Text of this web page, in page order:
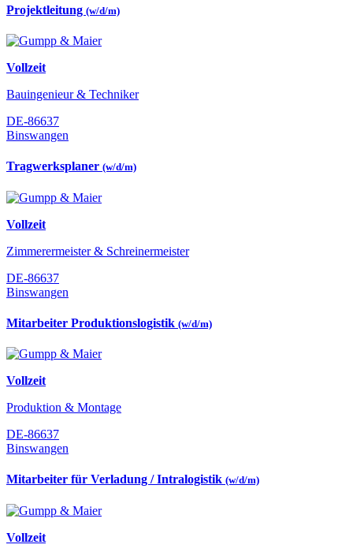
Projektleitung (w/d/m)
Vollzeit
Bauingenieur & Techniker
DE-86637
Binswangen
Tragwerksplaner (w/d/m)
Vollzeit
Zimmerermeister & Schreinermeister
DE-86637
Binswangen
Mitarbeiter Produktionslogistik (w/d/m)
Vollzeit
Produktion & Montage
DE-86637
Binswangen
Mitarbeiter für Verladung / Intralogistik (w/d/m)
Vollzeit